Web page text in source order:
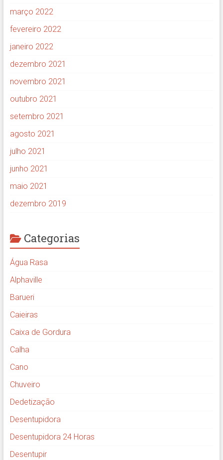
março 2022
fevereiro 2022
janeiro 2022
dezembro 2021
novembro 2021
outubro 2021
setembro 2021
agosto 2021
julho 2021
junho 2021
maio 2021
dezembro 2019
Categorias
Água Rasa
Alphaville
Barueri
Caieiras
Caixa de Gordura
Calha
Cano
Chuveiro
Dedetização
Desentupidora
Desentupidora 24 Horas
Desentupir